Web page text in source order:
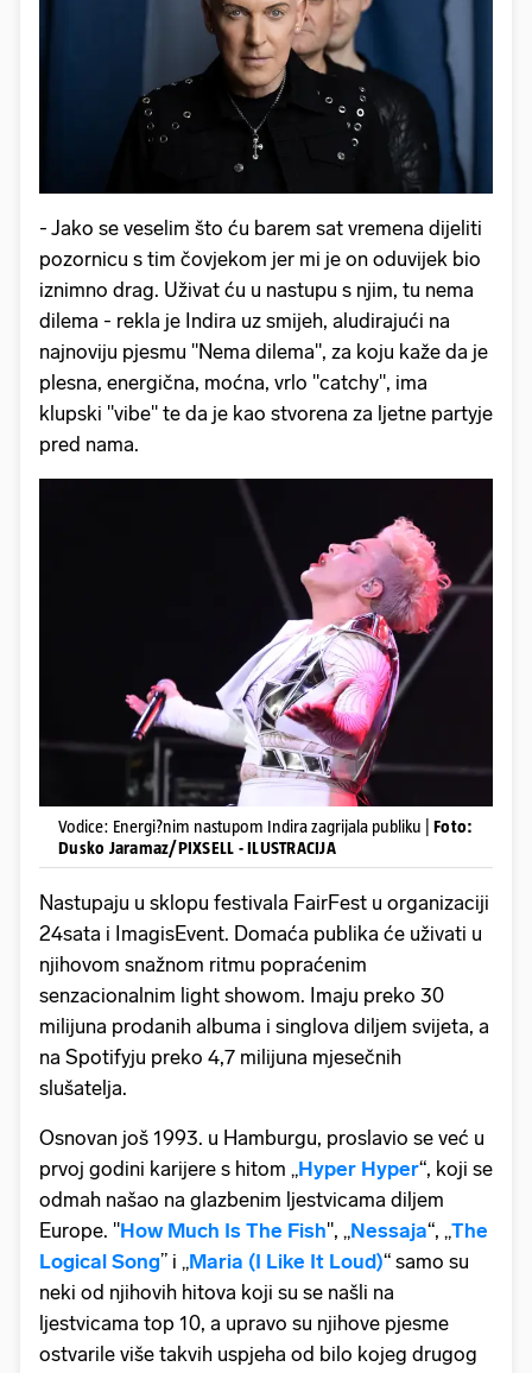
- Jako se veselim što ću barem sat vremena dijeliti
pozornicu s tim čovjekom jer mi je on oduvijek bio
iznimno drag. Uživat ću u nastupu s njim, tu nema
dilema - rekla je Indira uz smijeh, aludirajući na
najnoviju pjesmu "Nema dilema", za koju kaže da je
plesna, energična, moćna, vrlo "catchy", ima
klupski "vibe" te da je kao stvorena za ljetne partyje
pred nama.
Vodice: Energi?nim nastupom Indira zagrijala publiku | Foto:
Dusko Jaramaz/PIXSELL - ILUSTRACIJA
Nastupaju u sklopu festivala FairFest u organizaciji
24sata i ImagisEvent. Domaća publika će uživati u
njihovom snažnom ritmu popraćenim
senzacionalnim light showom. Imaju preko 30
milijuna prodanih albuma i singlova diljem svijeta, a
na Spotifyju preko 4,7 milijuna mjesečnih
slušatelja.
Osnovan još 1993. u Hamburgu, proslavio se već u
prvoj godini karijere s hitom „Hyper Hyper“, koji se
odmah našao na glazbenim ljestvicama diljem
Europe. "How Much Is The Fish", „Nessaja“, „The
Logical Song” i „Maria (I Like It Loud)“ samo su
neki od njihovih hitova koji su se našli na
ljestvicama top 10, a upravo su njihove pjesme
ostvarile više takvih uspjeha od bilo kojeg drugog